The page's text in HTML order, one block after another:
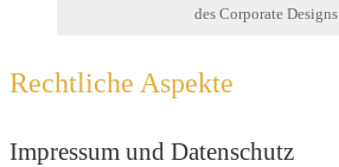
des Corporate Designs
Rechtliche Aspekte
Impressum und Datenschutz